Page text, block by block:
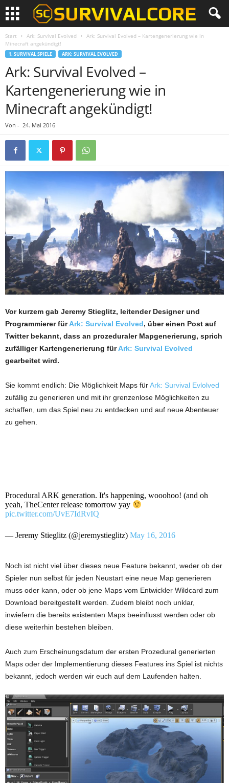
Start Ark: Survival Evolved
Ark: Survival Evolved – Kartengenerierung wie in
Minecraft angekündigt!
1. SURVIVAL SPIELE ARK: SURVIVAL EVOLVED
Ark: Survival Evolved –
Kartengenerierung wie in
Minecraft angekündigt!
Von - 24. Mai 2016
Vor kurzem gab Jeremy Stieglitz, leitender Designer und
Programmierer fürArk: Survival Evolved, über einen Post auf
Twitter bekannt, dass an prozeduraler Mapgenerierung, sprich
zufälliger Kartengenerierung fürArk: Survival Evolved
gearbeitet wird.
Sie kommt endlich: Die Möglichkeit Maps fürArk: Survival Evlolved
zufällig zu generieren und mit ihr grenzenlose Möglichkeiten zu
schaffen, um das Spiel neu zu entdecken und auf neue Abenteuer
zu gehen.
Procedural ARK generation. It's happening, wooohoo! (and oh
yeah, TheCenter release tomorrow yay
pic.twitter.com/UvE7IdRvIQ
— Jeremy Stieglitz (@jeremystieglitz) May 16, 2016
Noch ist nicht viel über dieses neue Feature bekannt, weder ob der
Spieler nun selbst für jeden Neustart eine neue Map generieren
muss oder kann, oder ob jene Maps vom Entwickler Wildcard zum
Download bereitgestellt werden. Zudem bleibt noch unklar,
inwiefern die bereits existenten Maps beeinflusst werden oder ob
diese weiterhin bestehen bleiben.
Auch zum Erscheinungsdatum der ersten Prozedural generierten
Maps oder der Implementierung dieses Features ins Spiel ist nichts
bekannt, jedoch werden wir euch auf dem Laufenden halten.